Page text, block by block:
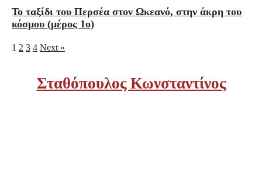
Το ταξίδι του Περσέα στον Ωκεανό, στην άκρη του
κόσμου (μέρος 1ο)
1 2 3 4 Next »
Σταθόπουλος Κωνσταντίνος